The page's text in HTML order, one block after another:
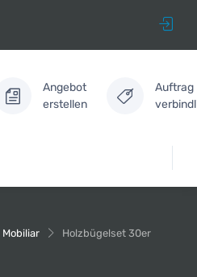
Angebot
erstellen
Auftrag
Mobiliar Holzbügelset 30er